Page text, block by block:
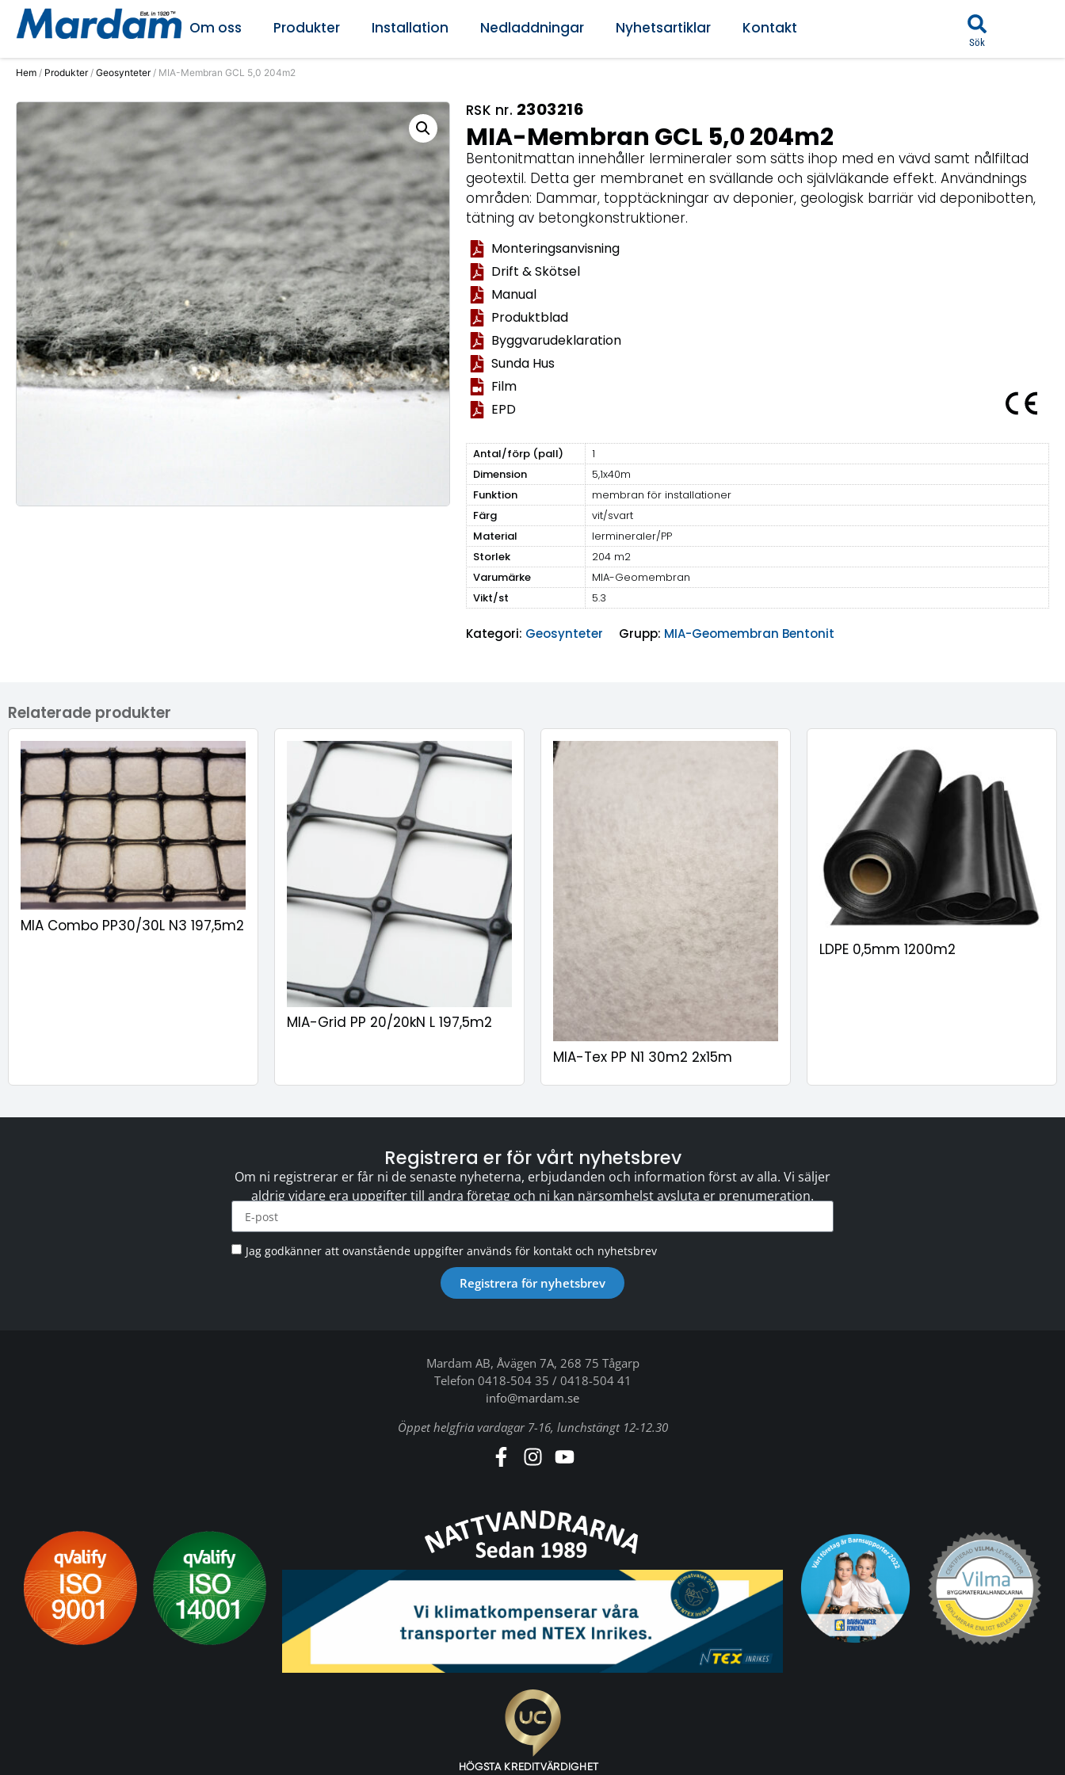
Om oss Produkter Installation Nedladdningar Nyhetsartiklar Kontakt
Sök
Hem / Produkter/ Geosynteter/ MIA-Membran GCL 5,0 204m2
RSK nr. 2303216
MIA-Membran GCL 5,0 204m2
Bentonitmattan innehåller lermineraler som sätts ihop med en vävd samt nålfiltad
geotextil. Detta ger membranet en svällande och självläkande effekt. Användnings
områden: Dammar, topptäckningar av deponier, geologisk barriär vid deponibotten,
tätning av betongkonstruktioner.
Monteringsanvisning
Drift & Skötsel
Manual
Produktblad
Byggvarudeklaration
Sunda Hus
Film
EPD
Antal/förp (pall)
1
Dimension
5,1x40m
Funktion
membran för installationer
Färg
vit/svart
Material
lermineraler/PP
Storlek
204 m2
Varumärke
MIA-Geomembran
Vikt/st
5.3
Kategori: Geosynteter Grupp: MIA-Geomembran Bentonit
Relaterade produkter
MIA Combo PP30/30L N3 197,5m2
MIA-Grid PP 20/20kN L 197,5m2
MIA-Tex PP N1 30m2 2x15m
LDPE 0,5mm 1200m2
Registrera er för vårt nyhetsbrev
Om ni registrerar er får ni de senaste nyheterna, erbjudanden och information först av alla. Vi säljer
aldrig vidare era uppgifter till andra företag och ni kan närsomhelst avsluta er prenumeration.
Jag godkänner att ovanstående uppgifter används för kontakt och nyhetsbrev
Registrera för nyhetsbrev
Mardam AB, Åvägen 7A, 268 75 Tågarp
Telefon 0418-504 35 / 0418-504 41
info@mardam.se
Öppet helgfria vardagar 7-16, lunchstängt 12-12.30